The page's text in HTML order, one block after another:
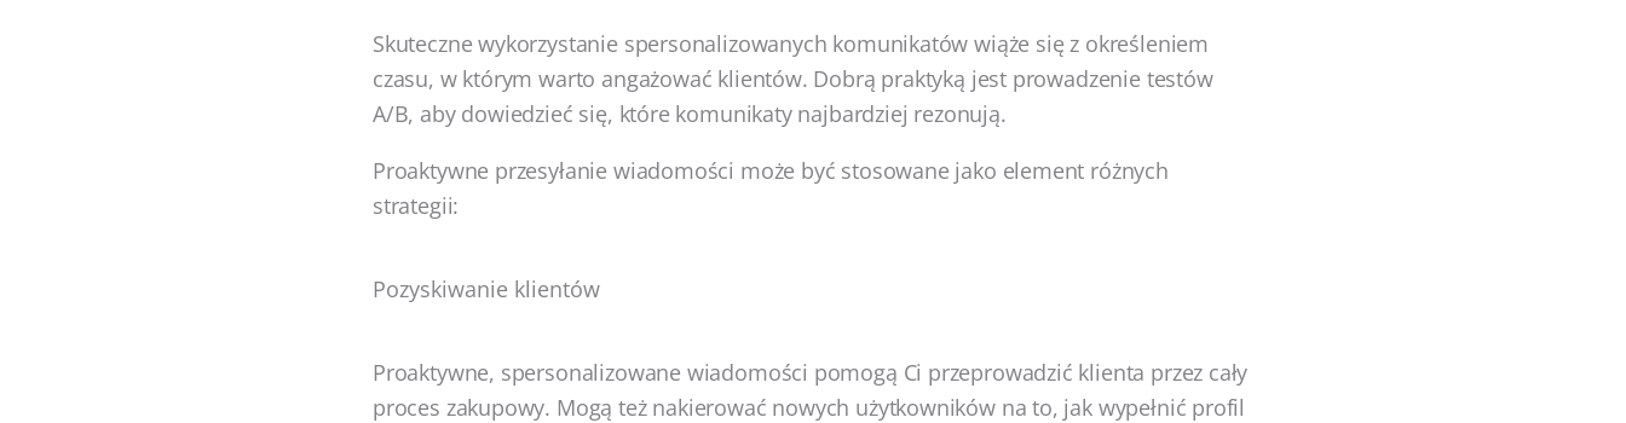
Skuteczne wykorzystanie spersonalizowanych komunikatów wiąże się z określeniem
czasu, w którym warto angażować klientów. Dobrą praktyką jest prowadzenie testów
A/B, aby dowiedzieć się, które komunikaty najbardziej rezonują.
Proaktywne przesyłanie wiadomości może być stosowane jako element różnych
strategii:
Pozyskiwanie klientów
Proaktywne, spersonalizowane wiadomości pomogą Ci przeprowadzić klienta przez cały
proces zakupowy. Mogą też nakierować nowych użytkowników na to, jak wypełnić profil